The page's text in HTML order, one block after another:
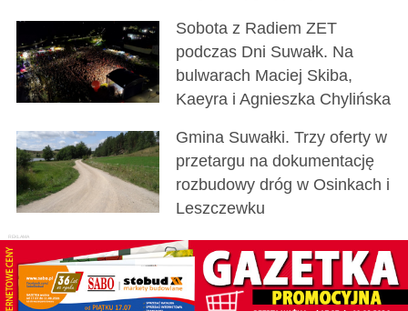
Sobota z Radiem ZET
podczas Dni Suwałk. Na
bulwarach Maciej Skiba,
Kaeyra i Agnieszka Chylińska
Gmina Suwałki. Trzy oferty w
przetargu na dokumentację
rozbudowy dróg w Osinkach i
Leszczewku